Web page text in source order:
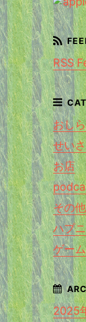
RSS
おし
せい
お店
その他
ハプ
ゲーム
2025